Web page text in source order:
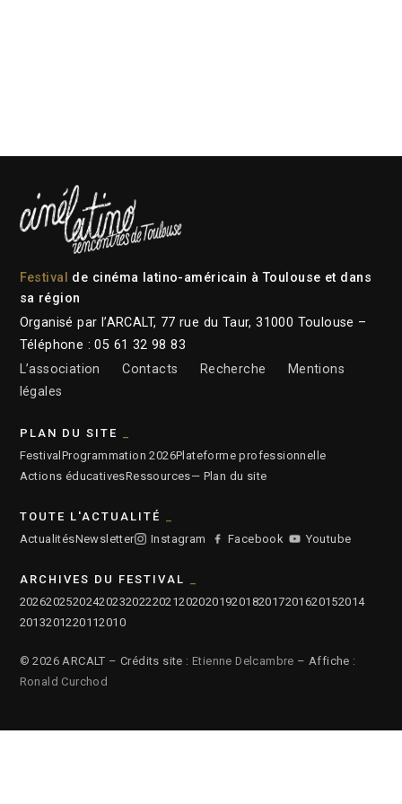
Festival
de cinéma latino-américain à Toulouse et dans
sa région
Organisé par l’ARCALT, 77 rue du Taur, 31000 Toulouse –
Téléphone : 05 61 32 98 83
L’association
Contacts Recherche
Mentions
légales
PLAN DU SITE
FestivalProgrammation 2026Plateforme professionnelle
Actions éducativesRessources— Plan du site
TOUTE L'ACTUALITÉ
ActualitésNewsletter Instagram Facebook Youtube
ARCHIVES DU FESTIVAL
2026202520242023202220212020201920182017201620152014
2013201220112010
© 2026 ARCALT – Crédits site : Etienne Delcambre – Affiche :
Ronald Curchod